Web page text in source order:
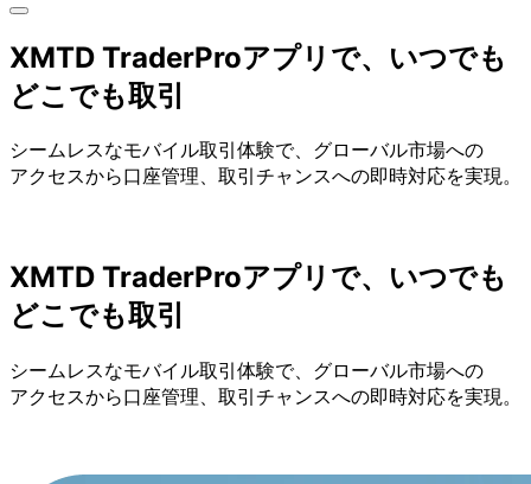
XMTD TraderProアプリで、 いつでも
どこでも取引
シームレスなモバイル取引体験で、 グローバル市場への
アクセスから口座管理、 取引チャンスへの即時対応を実現。
XMTD TraderProアプリで、 いつでも
どこでも取引
シームレスなモバイル取引体験で、 グローバル市場への
アクセスから口座管理、 取引チャンスへの即時対応を実現。